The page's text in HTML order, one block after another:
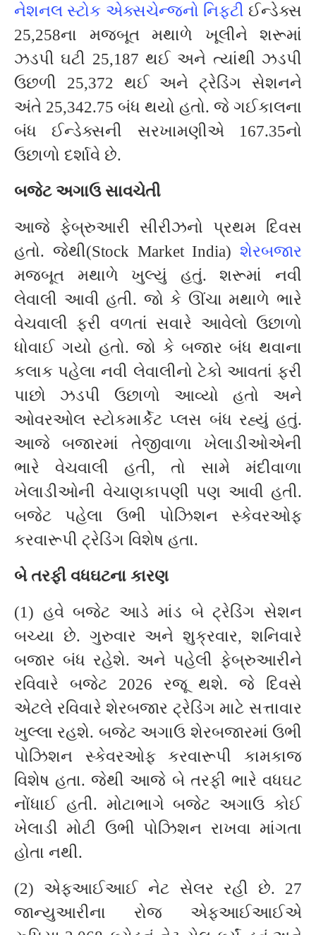
નેશનલ સ્ટોક એક્સચેન્જનો નિફ્ટી ઈન્ડેક્સ
25,258ના મજબૂત મથાળે ખૂલીને શરૂમાં
ઝડપી ઘટી 25,187 થઈ અને ત્યાંથી ઝડપી
ઉછળી 25,372 થઈ અને ટ્રેડિંગ સેશનને
અંતે 25,342.75 બંધ થયો હતો. જે ગઈકાલના
બંધ ઈન્ડેક્સની સરખામણીએ 167.35નો
ઉછાળો દર્શાવે છે.
બજેટ અગાઉ સાવચેતી
આજે ફેબ્રુઆરી સીરીઝનો પ્રથમ દિવસ
હતો. જેથી(Stock Market India) શેરબજાર
મજબૂત મથાળે ખુલ્યું હતું. શરૂમાં નવી
લેવાલી આવી હતી. જો કે ઊંચા મથાળે ભારે
વેચવાલી ફરી વળતાં સવારે આવેલો ઉછાળો
ધોવાઈ ગયો હતો. જો કે બજાર બંધ થવાના
કલાક પહેલા નવી લેવાલીનો ટેકો આવતાં ફરી
પાછો ઝડપી ઉછાળો આવ્યો હતો અને
ઓવરઓલ સ્ટોકમાર્કેટ પ્લસ બંધ રહ્યું હતું.
આજે બજારમાં તેજીવાળા ખેલાડીઓએની
ભારે વેચવાલી હતી, તો સામે મંદીવાળા
ખેલાડીઓની વેચાણકાપણી પણ આવી હતી.
બજેટ પહેલા ઉભી પોઝિશન સ્કેવરઓફ
કરવારૂપી ટ્રેડિંગ વિશેષ હતા.
બે તરફી વધઘટના કારણ
(1) હવે બજેટ આડે માંડ બે ટ્રેડિંગ સેશન
બચ્યા છે. ગુરુવાર અને શુક્રવાર, શનિવારે
બજાર બંધ રહેશે. અને પહેલી ફેબ્રુઆરીને
રવિવારે બજેટ 2026 રજૂ થશે. જે દિવસે
એટલે રવિવારે શેરબજાર ટ્રેડિંગ માટે સત્તાવાર
ખુલ્લા રહશે. બજેટ અગાઉ શેરબજારમાં ઉભી
પોઝિશન સ્કેવરઓફ કરવારૂપી કામકાજ
વિશેષ હતા. જેથી આજે બે તરફી ભારે વધઘટ
નોંધાઈ હતી. મોટાભાગે બજેટ અગાઉ કોઈ
ખેલાડી મોટી ઉભી પોઝિશન રાખવા માંગતા
હોતા નથી.
(2) એફઆઈઆઈ નેટ સેલર રહી છે. 27
જાન્યુઆરીના રોજ એફઆઈઆઈએ